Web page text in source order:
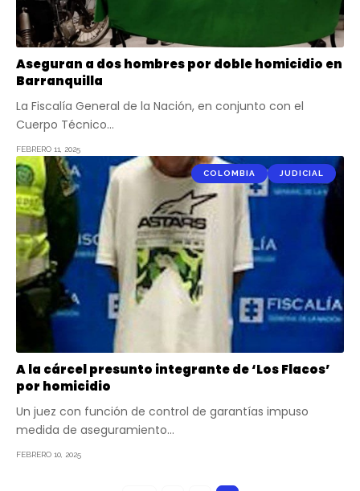
Aseguran a dos hombres por doble homicidio en
Barranquilla
La Fiscalía General de la Nación, en conjunto con el
Cuerpo Técnico…
FEBRERO 11, 2025
COLOMBIA JUDICIAL
A la cárcel presunto integrante de ‘Los Flacos’
por homicidio
Un juez con función de control de garantías impuso
medida de aseguramiento…
FEBRERO 10, 2025